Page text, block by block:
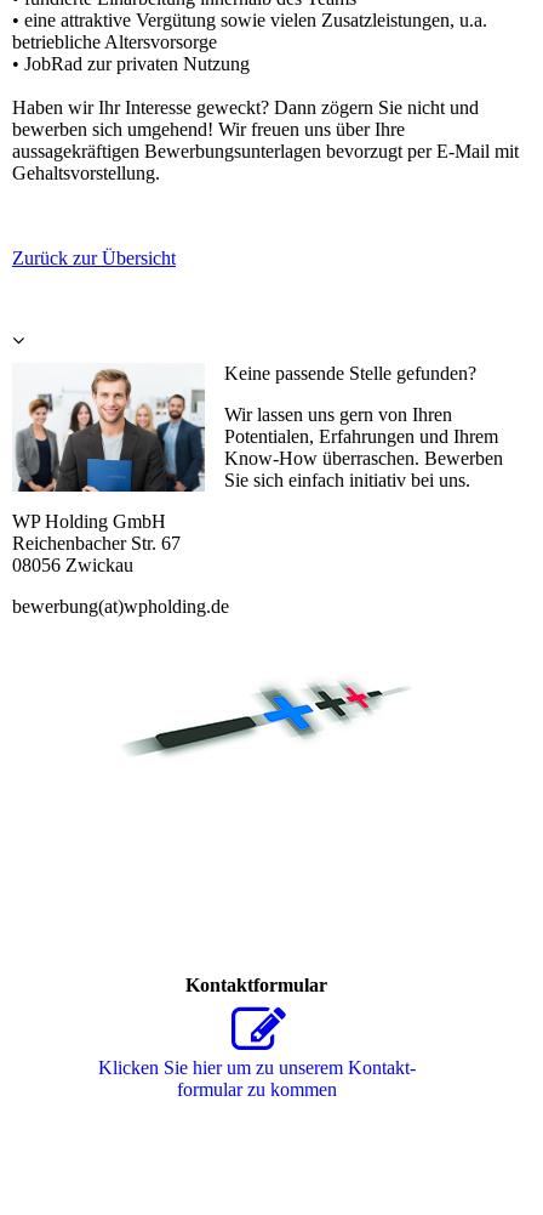
• eine attraktive Vergütung sowie vielen Zusatzleistungen, u.a.
betriebliche Altersvorsorge
• JobRad zur privaten Nutzung
Haben wir Ihr Interesse geweckt? Dann zögern Sie nicht und
bewerben sich umgehend! Wir freuen uns über Ihre
aussagekräftigen Bewerbungsunterlagen bevorzugt per E-Mail mit
Gehaltsvorstellung.
Zurück zur Übersicht
Keine passende Stelle gefunden?
Wir lassen uns gern von Ihren
Potentialen, Erfahrungen und Ihrem
Know-How überraschen. Bewerben
Sie sich einfach initiativ bei uns.
WP Holding GmbH
Reichenbacher Str. 67
08056 Zwickau
bewerbung(at)wpholding.de
Kontaktformular
Klicken Sie hier um zu unserem Kon­takt­
for­mu­lar zu kommen